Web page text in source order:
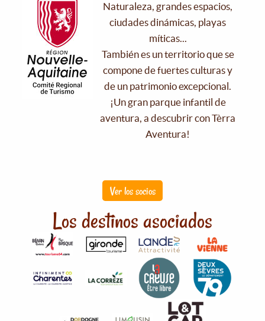
Naturaleza, grandes espacios,
ciudades dinámicas, playas
míticas...
También es un territorio que se
compone de fuertes culturas y
de un patrimonio excepcional.
¡Un gran parque infantil de
aventura, a descubrir con Tèrra
Aventura!
Ver los socios
Los destinos asociados